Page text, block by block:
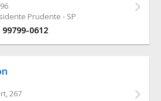
Prudente - SP
99799-0612
, 267